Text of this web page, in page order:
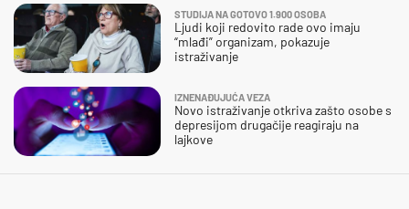
STUDIJA NA GOTOVO 1.900 OSOBA
Ljudi koji redovito rade ovo imaju
“mlađi” organizam, pokazuje
istraživanje
IZNENAĐUJUĆA VEZA
Novo istraživanje otkriva zašto osobe s
depresijom drugačije reagiraju na
lajkove